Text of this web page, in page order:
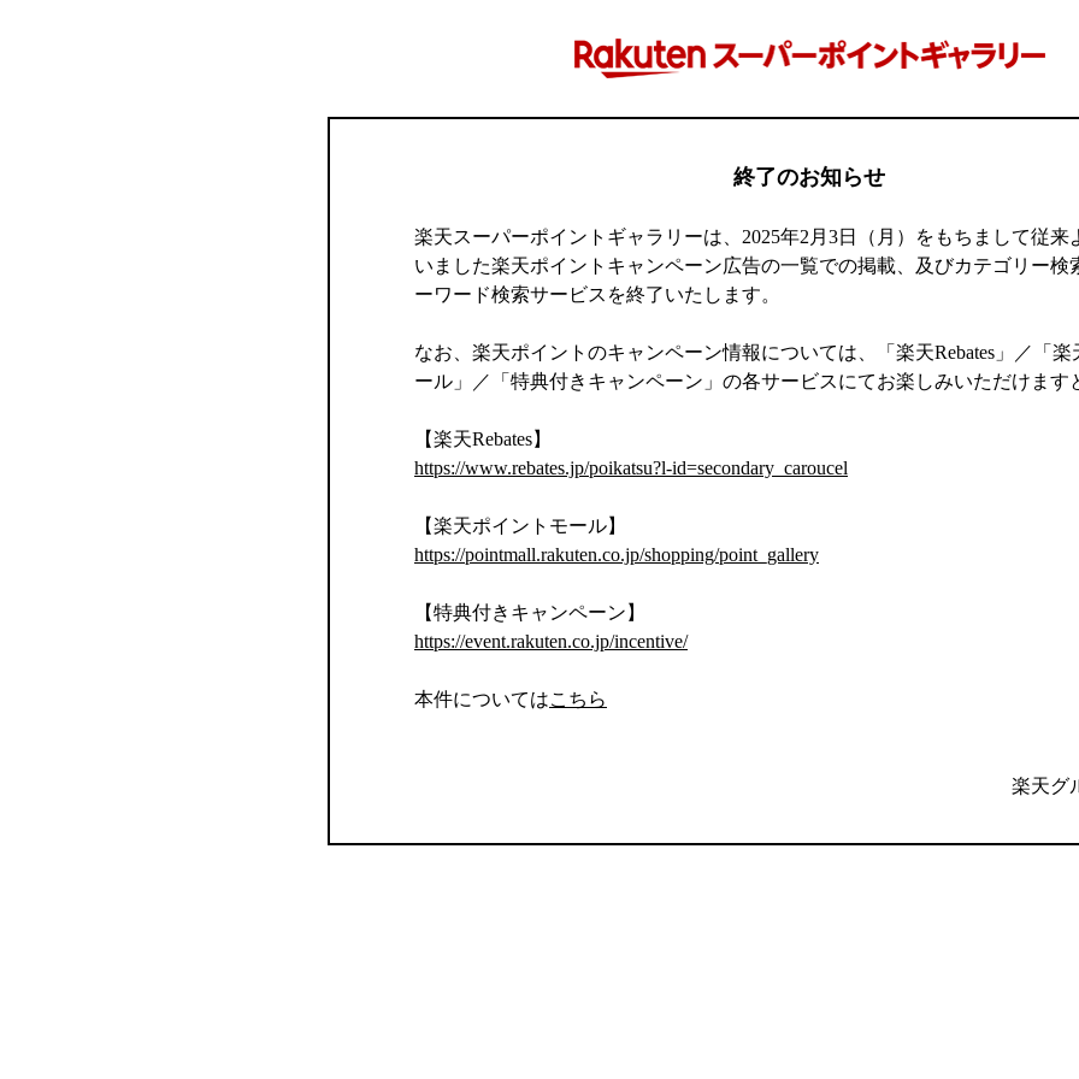
終了のお知らせ
楽天スーパーポイントギャラリーは、2025年2月3日（月）をもちまして従来
いました楽天ポイントキャンペーン広告の一覧での掲載、及びカテゴリー検
ーワード検索サービスを終了いたします。
なお、楽天ポイントのキャンペーン情報については、「楽天Rebates」／「楽
ール」／「特典付きキャンペーン」の各サービスにてお楽しみいただけます
【楽天Rebates】
https://www.rebates.jp/poikatsu?l-id=secondary_caroucel
【楽天ポイントモール】
https://pointmall.rakuten.co.jp/shopping/point_gallery
【特典付きキャンペーン】
https://event.rakuten.co.jp/incentive/
本件についてはこちら
楽天グ